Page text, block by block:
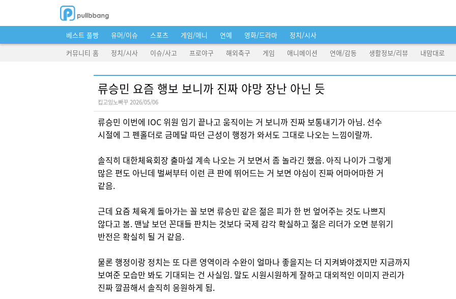
베스트 풀빵 유머/이슈 스포츠 게임/애니 연예 영화/드라마
정치/시사
커뮤니티 홈
정치/시사 이슈/사고 프로야구 해외축구 게임 애니메이션 연애/감동 생활정보/리뷰 내맘대로
류승민 요즘 행보 보니까 진짜 야망 장난 아닌 듯
킵고잉노빠꾸 2026/05/06
류승민 이번에 IOC 위원 임기 끝나고 움직이는 거 보니까 진짜 보통내기가 아님. 선수
시절에 그 펜홀더로 금메달 따던 근성이 행정가 와서도 그대로 나오는 느낌이랄까.
솔직히 대한체육회장 출마설 계속 나오는 거 보면서 좀 놀라긴 했음. 아직 나이가 그렇게
많은 편도 아닌데 벌써부터 이런 큰 판에 뛰어드는 거 보면 야심이 진짜 어마어마한 거
같음.
근데 요즘 체육계 돌아가는 꼴 보면 류승민 같은 젊은 피가 한 번 엎어주는 것도 나쁘지
않다고 봄. 맨날 보던 꼰대들 판치는 것보다 국제 감각 확실하고 젊은 리더가 오면 분위기
반전은 확실히 될 거 같음.
물론 행정이랑 정치는 또 다른 영역이라 수완이 얼마나 좋을지는 더 지켜봐야겠지만 지금까지
보여준 모습만 봐도 기대되는 건 사실임. 말도 시원시원하게 잘하고 대외적인 이미지 관리가
진짜 깔끔해서 솔직히 응원하게 됨.